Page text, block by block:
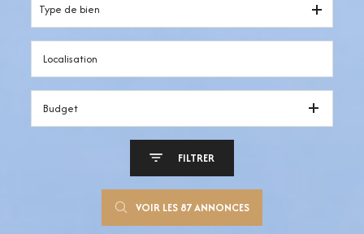
Type de bien
Budget
FILTRER
VOIR LES 87ANNONCES